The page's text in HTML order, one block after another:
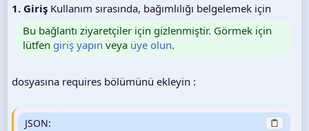
1. Giriş Kullanım sırasında, bağımlılığı belgelemek için
Bu bağlantı ziyaretçiler için gizlenmiştir. Görmek için
lütfen giriş yapın veya üye olun.
dosyasına requires bölümünü ekleyin :
JSON: